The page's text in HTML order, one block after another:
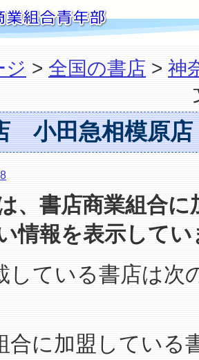
ジ > 全国の書店 > 神
小田急相模原店
、書店商業組合
情報を表示して
している書店は次
合に加盟している